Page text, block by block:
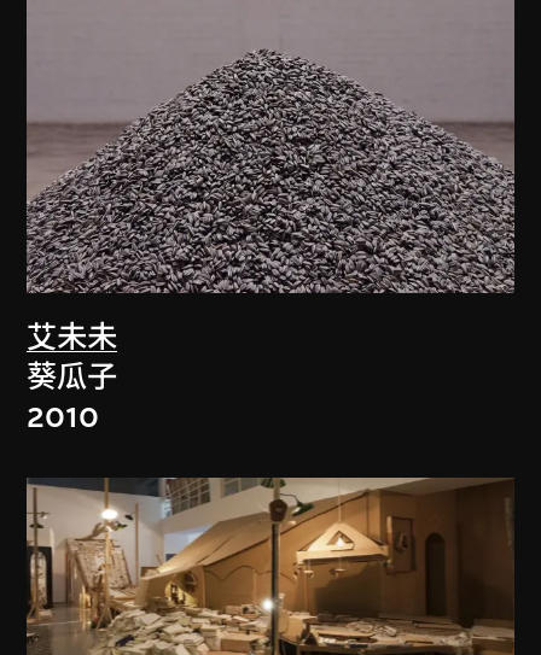
艾未未
葵瓜子
2010